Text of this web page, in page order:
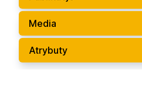
Media
Atrybuty